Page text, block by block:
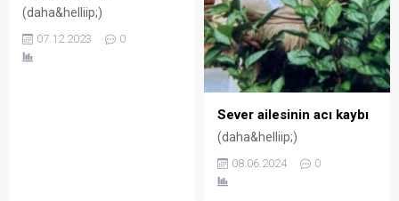
(daha&helliip;)
07.12.2023 0
Sever ailesinin acı kaybı
(daha&helliip;)
08.06.2024 0